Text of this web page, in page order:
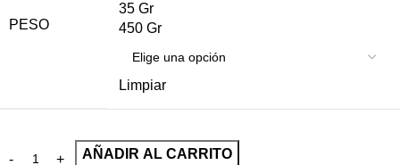
PESO
35 Gr
450 Gr
Limpiar
AÑADIR AL CARRITO